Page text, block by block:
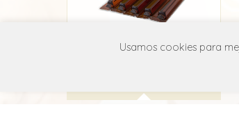
Recuperex Asar
Usamos cookies para